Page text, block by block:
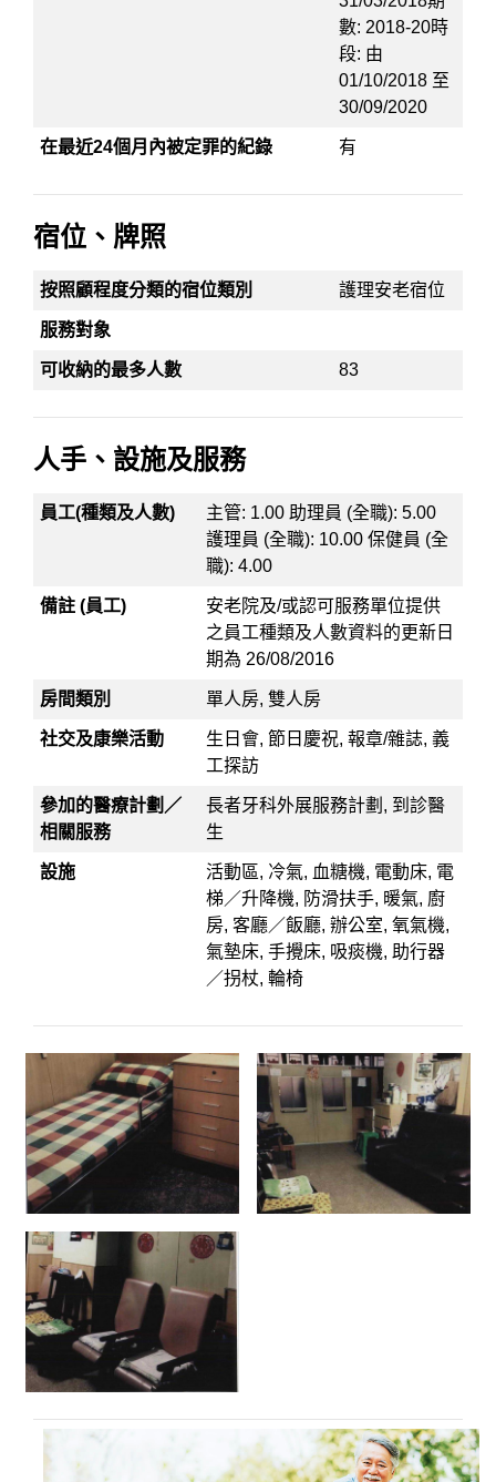
數: 2018-20時
段: 由
01/10/2018 至
30/09/2020
在最近24個月內被定罪的紀錄 有
宿位、牌照
按照顧程度分類的宿位類別 護理安老宿位
服務對象
可收納的最多人數 83
人手、設施及服務
員工(種類及人數)
主管: 1.00 助理員 (全職): 5.00
護理員 (全職): 10.00 保健員 (全
職): 4.00
備註 (員工)
安老院及/或認可服務單位提供
之員工種類及人數資料的更新日
期為 26/08/2016
房間類別 單人房, 雙人房
社交及康樂活動
生日會, 節日慶祝, 報章/雜誌, 義
工探訪
參加的醫療計劃／
相關服務
長者牙科外展服務計劃, 到診醫
生
設施
活動區, 冷氣, 血糖機, 電動床, 電
梯／升降機, 防滑扶手, 暖氣, 廚
房, 客廳／飯廳, 辦公室, 氧氣機,
氣墊床, 手攪床, 吸痰機, 助行器
／拐杖, 輪椅